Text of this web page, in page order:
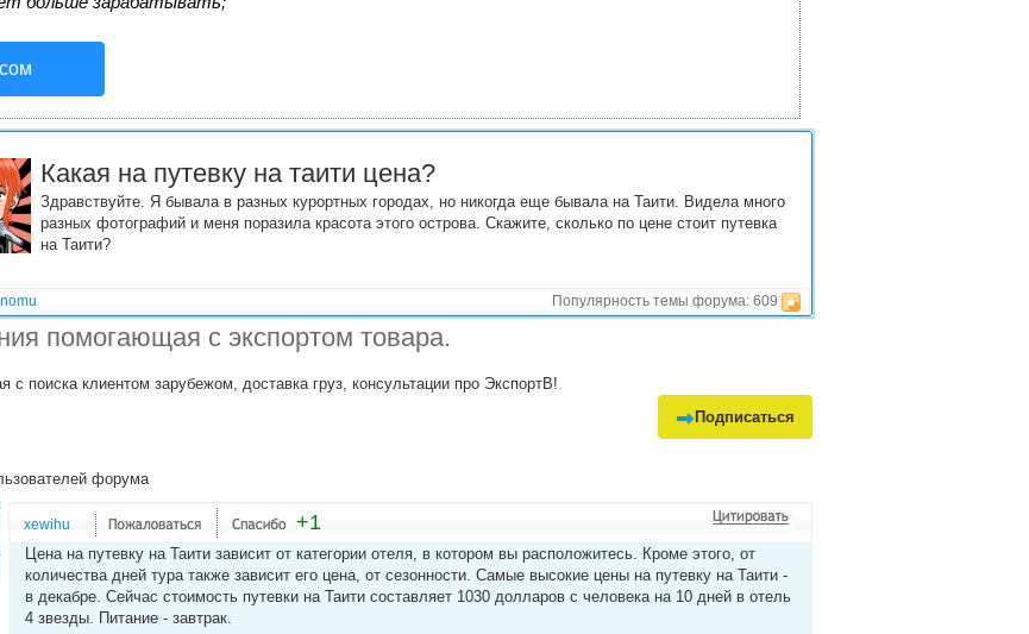
Какая на путевку на таити цена?
Здравствуйте. Я бывала в разных курортных городах, но никогда еще бывала на Таити. Видела много
разных фотографий и меня поразила красота этого острова. Скажите, сколько по цене стоит путевка
на Таити?
Популярность темы форума: 609
помогающая с экспортом товара.
с поиска клиентом зарубежом, доставка груз, консультации про ЭкспортВ!
Подписаться
форума
xewihu +1
Цена на путевку на Таити зависит от категории отеля, в котором вы расположитесь. Кроме этого, от
количества дней тура также зависит его цена, от сезонности. Самые высокие цены на путевку на Таити -
в декабре. Сейчас стоимость путевки на Таити составляет 1030 долларов с человека на 10 дней в отель
4 звезды. Питание - завтрак.